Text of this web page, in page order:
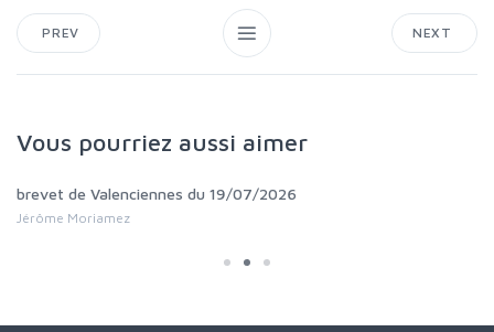
PREV NEXT
Vous pourriez aussi aimer
brevet de Valenciennes du 19/07/2026
Jérôme Moriamez